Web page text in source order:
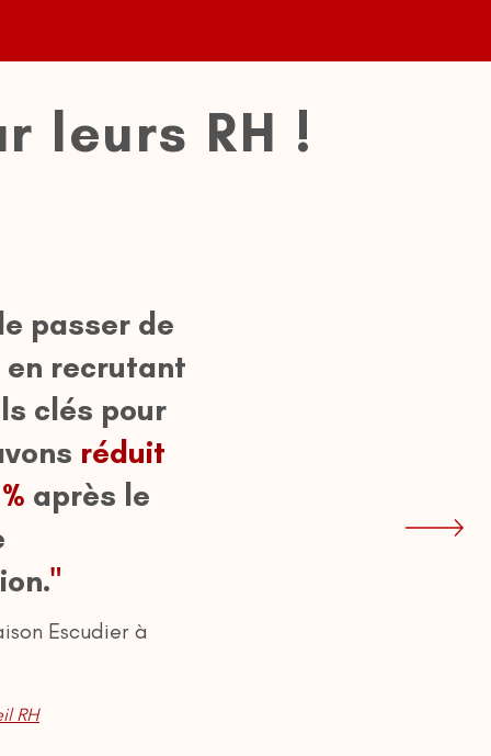
leurs RH !
passer de
en recrutant
clés pour
réduit
après le
"
Escudier à
RH